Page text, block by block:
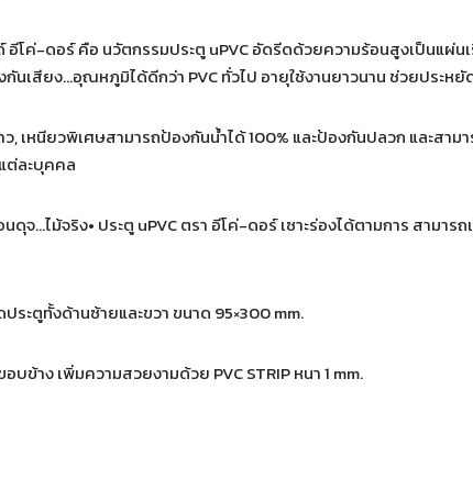
อีโค่-ดอร์ คือ นวัตกรรมประตู uPVC อัดรีดด้วยความร้อนสูงเป็นแ
กันเสียง…อุณหภูมิได้ดีกว่า PVC ทั่วไป อายุใช้งานยาวนาน ช่วยประหยั
, เหนียวพิเศษสามารถป้องกันน้ำได้ 100% และป้องกันปลวก และสา
ต่ละบุคคล
จ…ไม้จริง• ประตู uPVC ตรา อีโค่-ดอร์ เซาะร่องได้ตามการ สาม
ประตูทั้งด้านซ้ายและขวา ขนาด 95×300 mm.
ข้าง เพิ่มความสวยงามด้วย PVC STRIP หนา 1 mm.